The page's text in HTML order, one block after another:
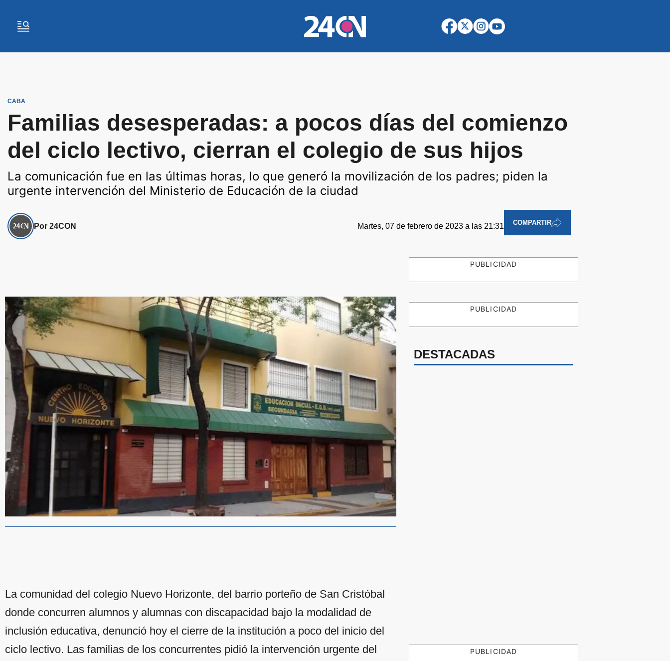
CABA
Familias desesperadas: a pocos días del comienzo
del ciclo lectivo, cierran el colegio de sus hijos
La comunicación fue en las últimas horas, lo que generó la movilización de los padres; piden la
urgente intervención del Ministerio de Educación de la ciudad
Por 24CON Martes, 07 de febrero de 2023 a las 21:31 COMPARTIR
La comunidad del colegio Nuevo Horizonte, del barrio porteño de San Cristóbal
donde concurren alumnos y alumnas con discapacidad bajo la modalidad de
inclusión educativa, denunció hoy el cierre de la institución a poco del inicio del
ciclo lectivo. Las familias de los concurrentes pidió la intervención urgente del
PUBLICIDAD
PUBLICIDAD
DESTACADAS
PUBLICIDAD